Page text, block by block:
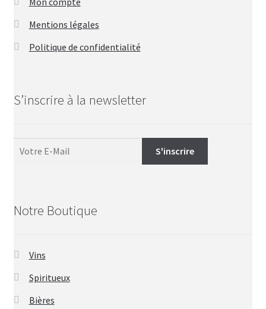
Mentions légales
Politique de confidentialité
S’inscrire à la newsletter
Notre Boutique
Vins
Spiritueux
Bières